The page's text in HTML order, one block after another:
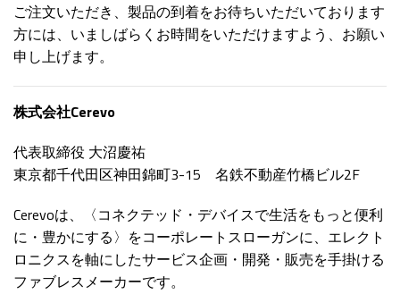
ご注文いただき、製品の到着をお待ちいただいております
方には、いましばらくお時間をいただけますよう、お願い
申し上げます。
株式会社Cerevo
代表取締役 大沼慶祐
東京都千代田区神田錦町3-15 名鉄不動産竹橋ビル2F
Cerevoは、〈コネクテッド・デバイスで生活をもっと便利
に・豊かにする〉をコーポレートスローガンに、エレクト
ロニクスを軸にしたサービス企画・開発・販売を手掛ける
ファブレスメーカーです。